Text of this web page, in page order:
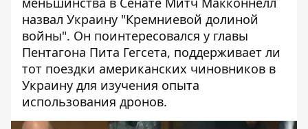
назвал Украину "Кремниевой долиной
войны". Он поинтересовался у главы
Пентагона Пита Гегсета, поддерживает ли
тот поездки американских чиновников в
Украину для изучения опыта
использования дронов.